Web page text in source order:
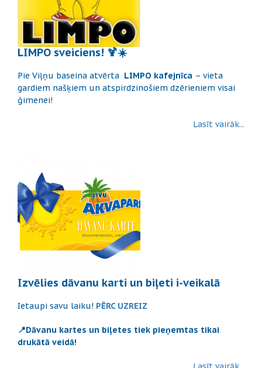
LIMPO sveiciens! 🍹☀️
Pie Viļņu baseina atvērta LIMPO kafejnīca – vieta
gardiem našķiem un atspirdzinošiem dzērieniem visai
ģimenei!
Lasīt vairāk...
Izvēlies dāvanu karti un biļeti i-veikalā
Ietaupi savu laiku! PĒRC UZREIZ
📍Dāvanu kartes un biļetes tiek pieņemtas tikai
drukātā veidā!